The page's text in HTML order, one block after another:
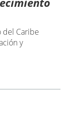
del Caribe
y